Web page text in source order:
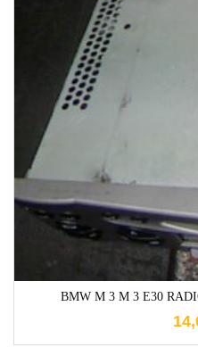
BMW M 3 M 3 E30